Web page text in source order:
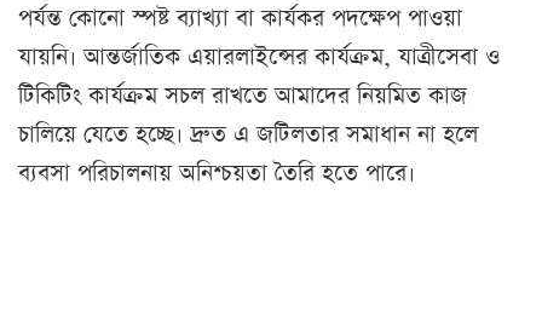
পর্যন্ত কোনো স্পষ্ট ব্যাখ্যা বা কার্যকর পদক্ষেপ পাওয়া
যায়নি। আন্তর্জাতিক এয়ারলাইন্সের কার্যক্রম, যাত্রীসেবা ও
টিকিটিং কার্যক্রম সচল রাখতে আমাদের নিয়মিত কাজ
চালিয়ে যেতে হচ্ছে। দ্রুত এ জটিলতার সমাধান না হলে
ব্যবসা পরিচালনায় অনিশ্চয়তা তৈরি হতে পারে।